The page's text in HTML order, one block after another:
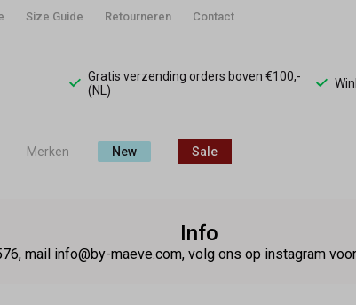
Size Guide Retourneren Contact
Gratis verzending orders boven €100,-
(NL)
Merken New Sale
Info
mail info@by-maeve.com, volg ons op instagram